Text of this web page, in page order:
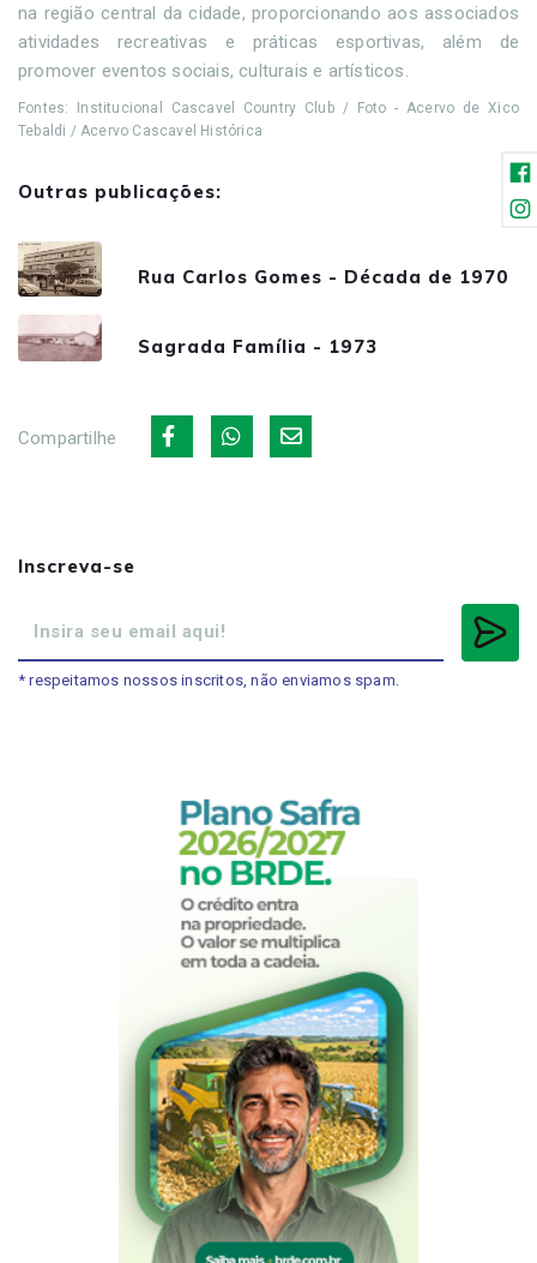
na região central da cidade, proporcionando aos associados
atividades recreativas e práticas esportivas, além de
promover eventos sociais, culturais e artísticos.
Fontes: Institucional Cascavel Country Club / Foto - Acervo de Xico
Tebaldi / Acervo Cascavel Histórica
Outras publicações:
Rua Carlos Gomes - Década de 1970
Sagrada Família - 1973
Compartilhe
Inscreva-se
* respeitamos nossos inscritos, não enviamos spam.